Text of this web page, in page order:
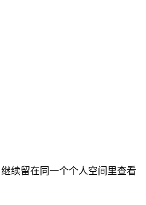
续留在同一个个人空间里查看